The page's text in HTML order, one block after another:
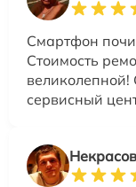
Смартфон
Стоимость
сервисный